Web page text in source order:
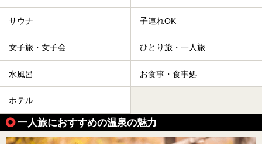
サウナ 子連れOK
女子旅・女子会 ひとり旅・一人旅
水風呂 お食事・食事処
ホテル
一人旅におすすめの温泉の魅力